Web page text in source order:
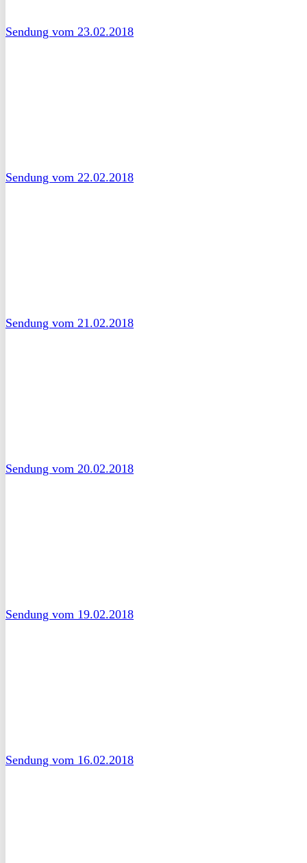
Sendung vom 23.02.2018
Sendung vom 22.02.2018
Sendung vom 21.02.2018
Sendung vom 20.02.2018
Sendung vom 19.02.2018
Sendung vom 16.02.2018